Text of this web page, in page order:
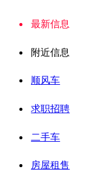
最新信息
附近信息
顺风车
求职招聘
二手车
房屋租售